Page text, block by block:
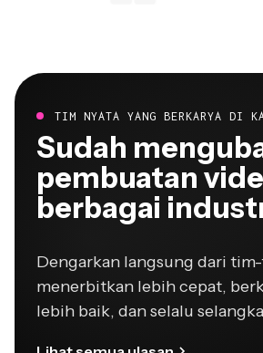
Sudah
pembuatan
berbagai
menerbitkan lebih cepat,
lebih baik, dan selalu